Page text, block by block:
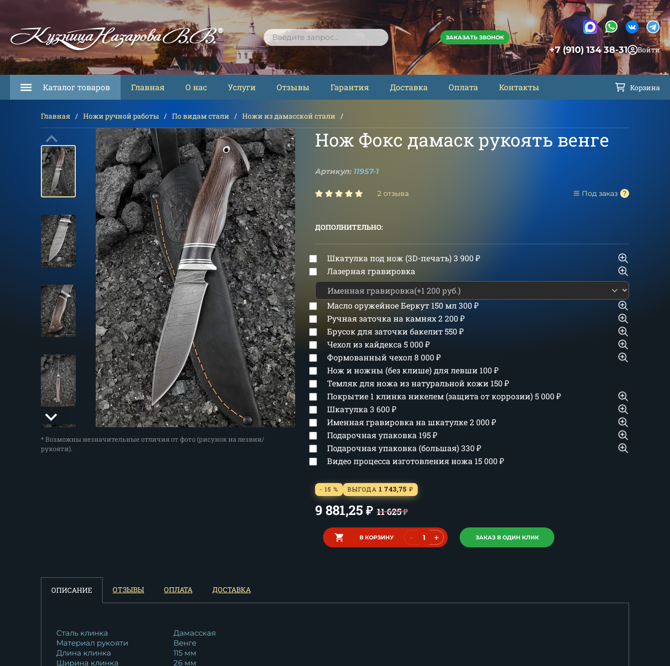
ПОИСК ЗАКАЗАТЬ ЗВОНОК
+7 (910) 134 38-31 Войти
Каталог товаров Главная О нас Услуги Отзывы Гарантия Доставка Оплата Контакты Корзина
Главная Ножи ручной работы По видам стали Ножи из дамасской стали
* Возможны незначительные отличия от фото (рисунок на лезвии/
рукояти).
Нож Фокс дамаск рукоять венге
Артикул: 11957-1
2 отзыва Под заказ
ДОПОЛНИТЕЛЬНО:
Шкатулка под нож (3D-печать)3 900₽
Лазерная гравировка
Масло оружейное Беркут 150 мл300₽
Ручная заточка на камнях2 200₽
Брусок для заточки бакелит550₽
Чехол из кайдекса 5 000₽
Формованный чехол8 000₽
Нож и ножны (без клише) для левши 100₽
Темляк для ножа из натуральной кожи 150₽
Покрытие 1 клинка никелем (защита от коррозии)5 000₽
Шкатулка 3 600₽
Именная гравировка на шкатулке2 000₽
Подарочная упаковка 195₽
Подарочная упаковка (большая)330₽
Видео процесса изготовления ножа 15 000₽
- 15 % ВЫГОДА 1 743,75 ₽
9 881,25₽ 11 625₽
В КОРЗИНУ - + ЗАКАЗ В ОДИН КЛИК
ОПИСАНИЕ ОТЗЫВЫ ОПЛАТА ДОСТАВКА
Сталь клинка
Дамасская
Материал рукояти
Венге
Длина клинка
115 мм
Ширина клинка
26 мм